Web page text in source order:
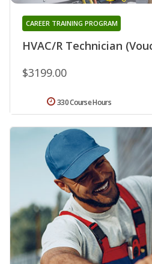
HVAC/R Technician
CAREER TRAINING PROGRAM
$3199.00
330 Course Hours